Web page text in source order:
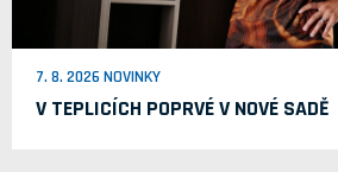
7. 8. 2026 NOVINKY
V TEPLICÍCH POPRVÉ V NOVÉ SADĚ